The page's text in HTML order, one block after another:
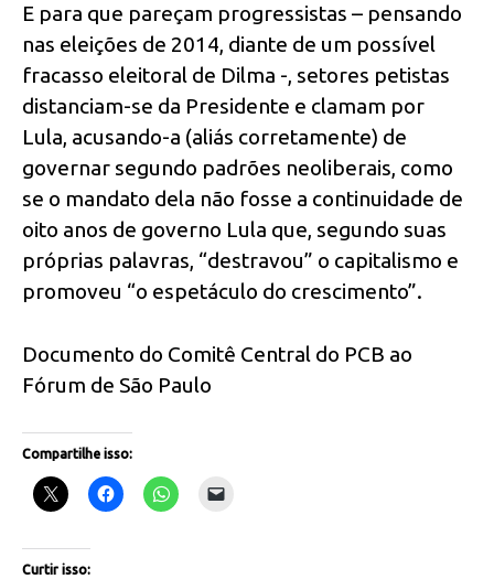
E para que pareçam progressistas – pensando
nas eleições de 2014, diante de um possível
fracasso eleitoral de Dilma -, setores petistas
distanciam-se da Presidente e clamam por
Lula, acusando-a (aliás corretamente) de
governar segundo padrões neoliberais, como
se o mandato dela não fosse a continuidade de
oito anos de governo Lula que, segundo suas
próprias palavras, “destravou” o capitalismo e
promoveu “o espetáculo do crescimento”.
Documento do Comitê Central do PCB ao
Fórum de São Paulo
Compartilhe isso:
Curtir isso: